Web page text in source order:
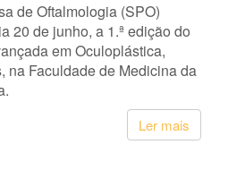
de Oftalmologia (SPO)
20 de junho, a 1.ª edição do
em Oculoplástica,
na Faculdade de Medicina da
Ler mais